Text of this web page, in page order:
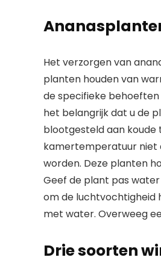
Het verzorgen van
planten houden van
de specifieke
het belangrijk dat u de
blootgesteld aan koude
kamertemperatuur niet
worden. Deze planten
Geef de plant pas
om de luchtvochtigheid
met water. Overweeg
Drie soorten